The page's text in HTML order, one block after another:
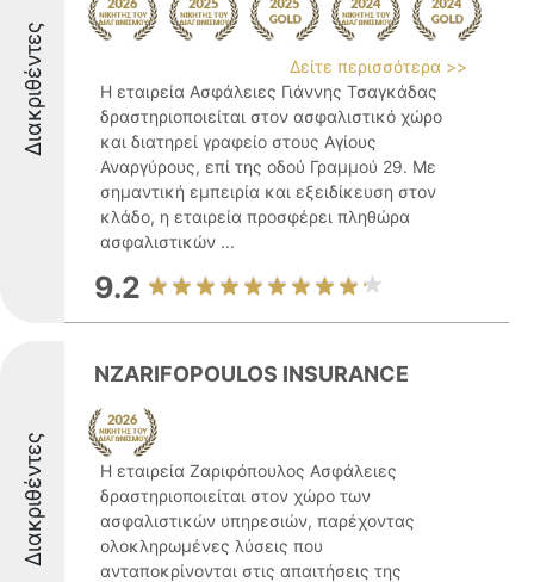
Διακριθέντες
Δείτε περισσότερα >>
Η εταιρεία Ασφάλειες Γιάννης Τσαγκάδας
δραστηριοποιείται στον ασφαλιστικό χώρο
και διατηρεί γραφείο στους Αγίους
Αναργύρους, επί της οδού Γραμμού 29. Με
σημαντική εμπειρία και εξειδίκευση στον
κλάδο, η εταιρεία προσφέρει πληθώρα
ασφαλιστικών ...
9.2
Διακριθέντες
NZARIFOPOULOS INSURANCE
Η εταιρεία Ζαριφόπουλος Ασφάλειες
δραστηριοποιείται στον χώρο των
ασφαλιστικών υπηρεσιών, παρέχοντας
ολοκληρωμένες λύσεις που
ανταποκρίνονται στις απαιτήσεις της